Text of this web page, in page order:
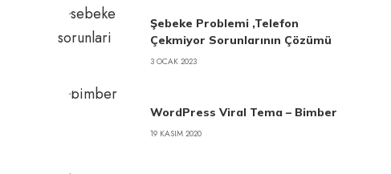
Şebeke Problemi ,Telefon
Çekmiyor Sorunlarının Çözümü
3 OCAK 2023
WordPress Viral Tema – Bimber
19 KASIM 2020